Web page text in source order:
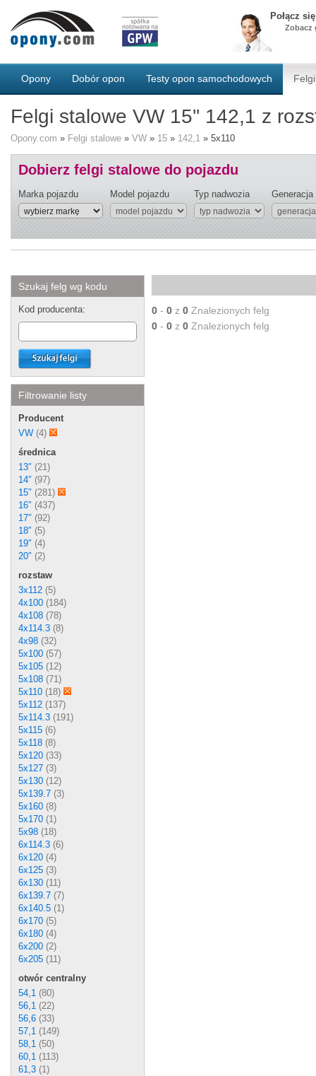
Połącz
Zobacz
Opony Dobór opon Testy opon samochodowych
Felgi stalowe VW 15'' 142,1 z
Opony.com » Felgi stalowe » VW » 15 » 142,1 » 5x110
Dobierz felgi stalowe do pojazdu
Marka pojazdu Model pojazdu Typ nadwozia Generacja
Szukaj felg wg kodu
Kod producenta:
Filtrowanie listy
Producent
VW (4)
średnica
13″ (21)
14″ (97)
15″ (281)
16″ (437)
17″ (92)
18″ (5)
19″ (4)
20″ (2)
rozstaw
3x112 (5)
4x100 (184)
4x108 (78)
4x114.3 (8)
4x98 (32)
5x100 (57)
5x105 (12)
5x108 (71)
5x110 (18)
5x112 (137)
5x114.3 (191)
5x115 (6)
5x118 (8)
5x120 (33)
5x127 (3)
5x130 (12)
5x139.7 (3)
5x160 (8)
5x170 (1)
5x98 (18)
6x114.3 (6)
6x120 (4)
6x125 (3)
6x130 (11)
6x139.7 (7)
6x140.5 (1)
6x170 (5)
6x180 (4)
6x200 (2)
6x205 (11)
otwór centralny
54,1 (80)
56,1 (22)
56,6 (33)
57,1 (149)
58,1 (50)
60,1 (113)
61,3 (1)
0 - 0 z 0 Znalezionych felg
0 - 0 z 0 Znalezionych felg